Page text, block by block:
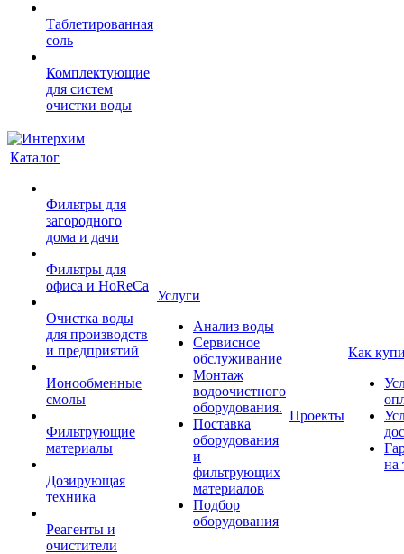
Таблетированная
соль
Комплектующие
для систем
очистки воды
Каталог
Фильтры для
загородного
дома и дачи
Фильтры для
офиса и HoReCa
Очистка воды
для производств
и предприятий
Ионообменные
смолы
Фильтрующие
материалы
Дозирующая
техника
Реагенты и
очистители
Услуги
Анализ воды
Сервисное
обслуживание
Монтаж
водоочистного
оборудования.
Поставка
оборудования
и
фильтрующих
материалов
Подбор
оборудования
Проекты
Как
на